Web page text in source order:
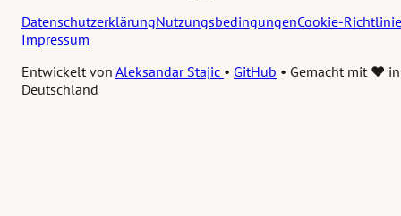
DatenschutzerklärungNutzungsbedingungenCookie-Richtlinie
Impressum
Entwickelt von Aleksandar Stajic • GitHub • Gemacht mit ❤️ in
Deutschland